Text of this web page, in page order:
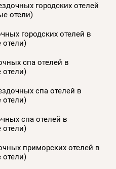
городских отелей
отели)
городских отелей в
отели)
спа отелей в
отели)
спа отелей в
отели)
спа отелей в
отели)
приморских отелей в
отели)